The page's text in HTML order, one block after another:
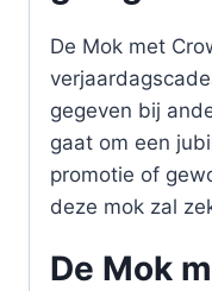
De Mok met
gegeven bij
gaat om een
promotie of
deze mok zal
De Mok